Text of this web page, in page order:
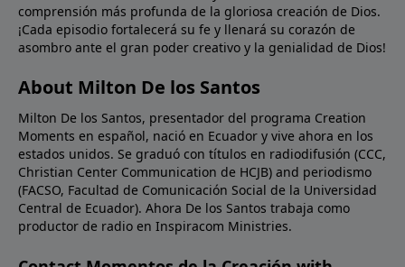
palabras de Jesús a Nicodemo, si la Biblia nos habla
de cosas terrenales y no las creemos, ¿cómo
podremos creer en la Biblia cuando nos habla de las
cosas celestiales?Oración: Señor, creemos; ayuda
nuestra incredulidad. Llénanos de un nuevo aprecio
por Tu Palabra para que podamos ser instruidos por
Ti en toda verdad. En Nombre de Cristo Jesús.
Amén.Imagen: Isaac Newton's experiment on light.
comprensión más profunda de la gloriosa creación de Dios.
¡Cada episodio fortalecerá su fe y llenará su corazón de
asombro ante el gran poder creativo y la genialidad de Dios!
About Milton De los Santos
Milton De los Santos, presentador del programa Creation
Moments en español, nació en Ecuador y vive ahora en los
estados unidos. Se graduó con títulos en radiodifusión (CCC,
Christian Center Communication de HCJB) and periodismo
(FACSO, Facultad de Comunicación Social de la Universidad
Central de Ecuador). Ahora De los Santos trabaja como
productor de radio en Inspiracom Ministries.